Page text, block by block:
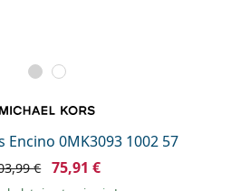
Encino 0MK3093 1002 57
€ 75,91 €